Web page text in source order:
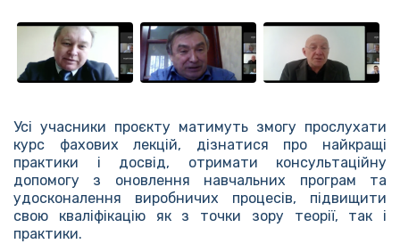
Усі учасники проєкту матимуть змогу прослухати
курс фахових лекцій, дізнатися про найкращі
практики і досвід, отримати консультаційну
допомогу з оновлення навчальних програм та
удосконалення виробничих процесів, підвищити
свою кваліфікацію як з точки зору теорії, так і
практики.